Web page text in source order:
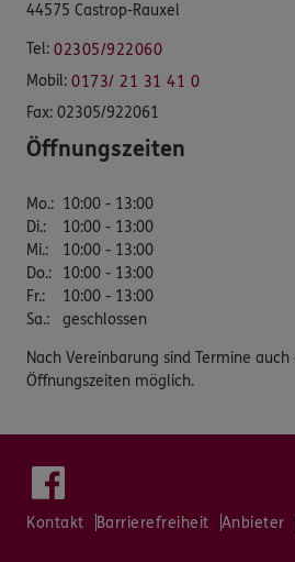
44575 Castrop-Rauxel
Tel: 02305/922060
Mobil: 0173/ 21 31 41 0
Fax: 02305/922061
Öffnungszeiten
Mo.: 10:00 - 13:00
Di.:
10:00 - 13:00
Mi.:
10:00 - 13:00
Do.:
10:00 - 13:00
Fr.:
10:00 - 13:00
Sa.: geschlossen
Nach Vereinbarung sind Termine
Öffnungszeiten möglich.
Kontakt Barrierefreiheit Anbieter